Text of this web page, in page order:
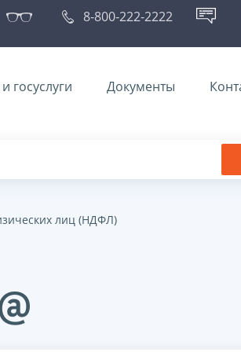
8-800-222-2222
госуслуги Документы
лиц (НДФЛ)